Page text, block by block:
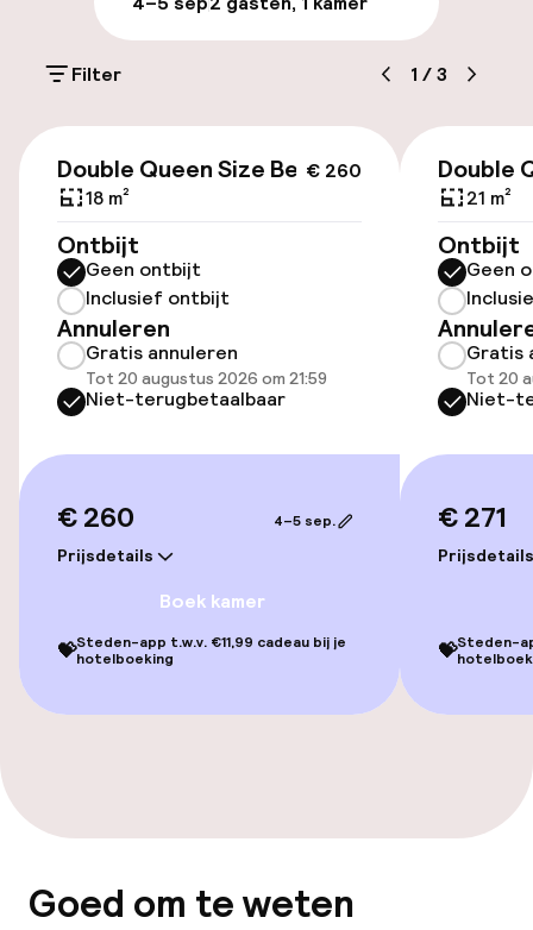
Bagageruimte
Parkeergelegenheid op eigen terrein
(buiten)
Openbaar parkeren
Toegankelijkheid
Lift
Gratis wifi
Eet- en drinkgelegenheden
Kleine huisdieren toegestaan (minder
dan de 5 kg)
Filter 1 /3
€ 260
Double Queen Size Bed
18 m²
Ontbijt
Geen ontbijt
Inclusief ontbijt
Annuleren
Gratis annuleren
Tot 20 augustus 2026 om 21:59
Niet-terugbetaalbaar
€ 260
Prijsdetails
4–5 sep.
Boek kamer
💝Steden-app t.w.v. €11,99 cadeau bij je
hotelboeking
Double
21 m²
Ontbijt
Geen
Gratis
Tot 20
Niet-
€ 271
Prijsdetails
💝Steden-
Goed om te weten